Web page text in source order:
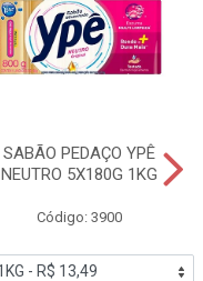
SABÃO PEDAÇO YPÊ
NEUTRO 5X180G 1KG
Código: 3900